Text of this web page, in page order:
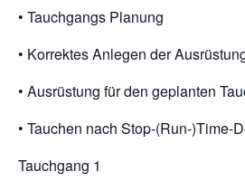
• Tauchgangs Planung
• Korrektes Anlegen der
• Ausrüstung für den geplanten
• Tauchen nach Stop-(Run-)Time-
Tauchgang 1